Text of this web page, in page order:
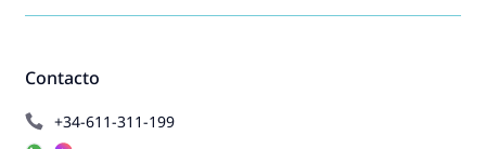
Contacto
+34-611-311-199